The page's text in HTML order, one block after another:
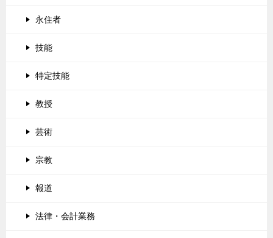
永住者
技能
特定技能
教授
芸術
宗教
報道
法律・会計業務